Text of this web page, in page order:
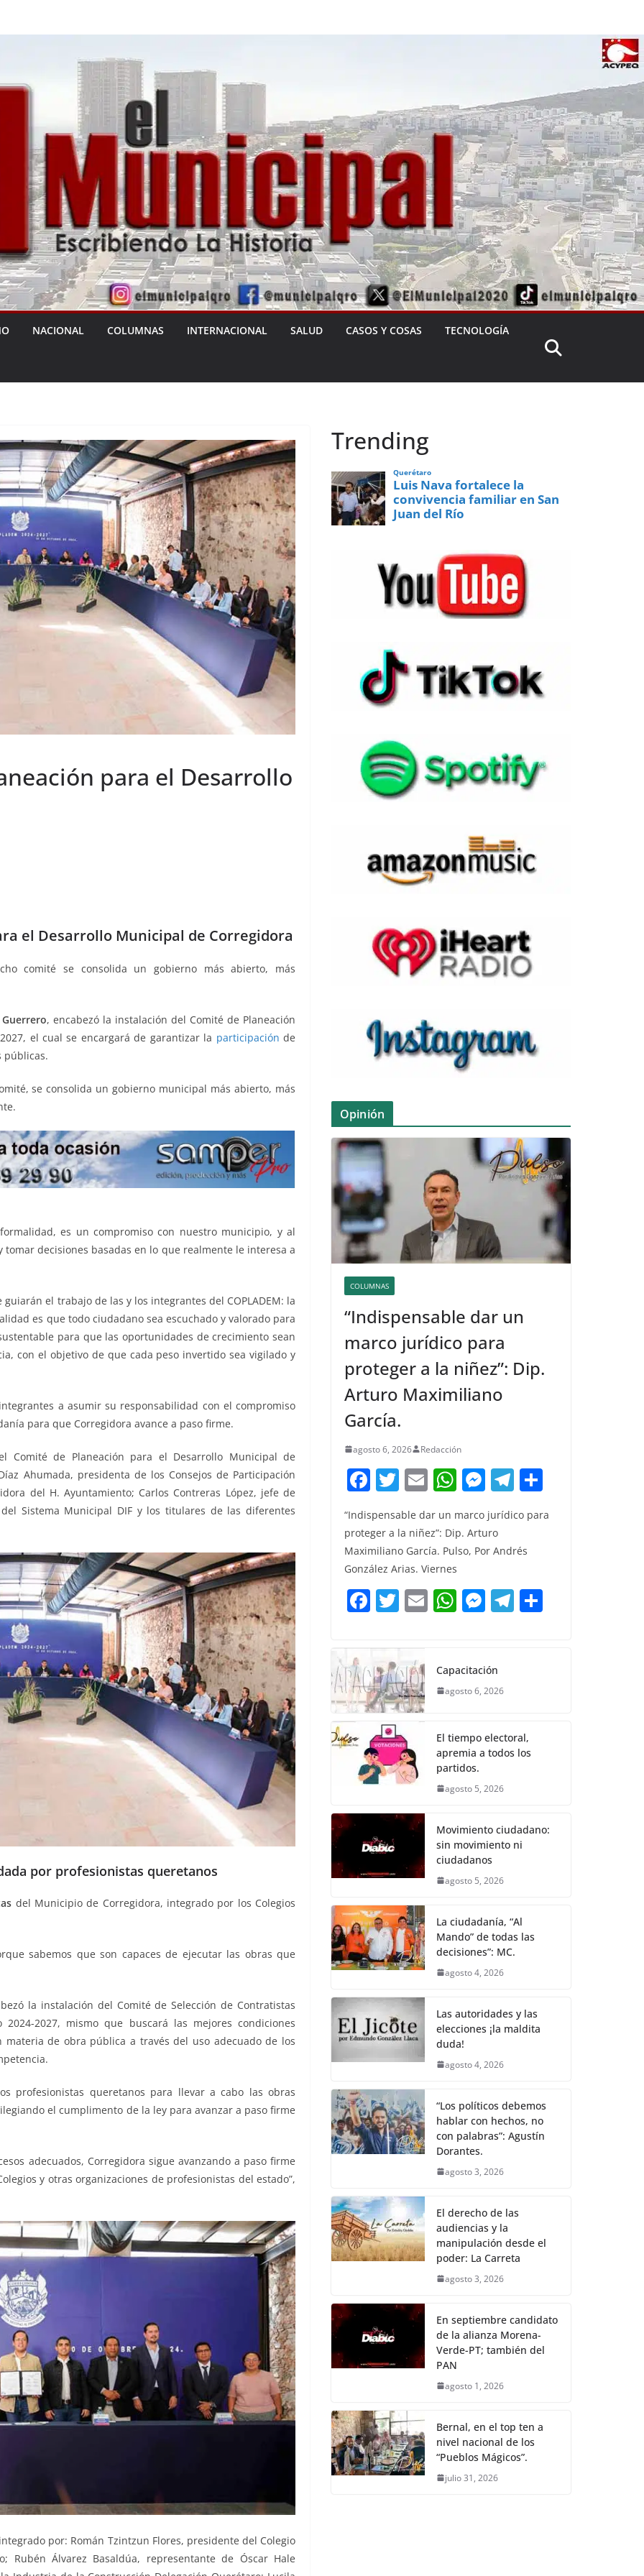
NACIONAL COLUMNAS INTERNACIONAL SALUD CASOS Y COSAS TECNOLOGÍA
para el Desarrollo
el Desarrollo Municipal de Corregidora
comité se consolida un gobierno más abierto, más
, encabezó la instalación del Comité de Planeación
el cual se encargará de garantizar la participación de
públicas.
se consolida un gobierno municipal más abierto, más
es un compromiso con nuestro municipio, y al
decisiones basadas en lo que realmente le interesa a
el trabajo de las y los integrantes del COPLADEM: la
es que todo ciudadano sea escuchado y valorado para
para que las oportunidades de crecimiento sean
con el objetivo de que cada peso invertido sea vigilado y
a asumir su responsabilidad con el compromiso
para que Corregidora avance a paso firme.
Comité de Planeación para el Desarrollo Municipal de
Ahumada, presidenta de los Consejos de Participación
del H. Ayuntamiento; Carlos Contreras López, jefe de
Sistema Municipal DIF y los titulares de las diferentes
por profesionistas queretanos
del Municipio de Corregidora, integrado por los Colegios
sabemos que son capaces de ejecutar las obras que
la instalación del Comité de Selección de Contratistas
2027, mismo que buscará las mejores condiciones
materia de obra pública a través del uso adecuado de los
profesionistas queretanos para llevar a cabo las obras
el cumplimento de la ley para avanzar a paso firme
adecuados, Corregidora sigue avanzando a paso firme
y otras organizaciones de profesionistas del estado”,
por: Román Tzintzun Flores, presidente del Colegio
Rubén Álvarez Basaldúa, representante de Óscar Hale
Trending
Opinión
COLUMNAS
“Indispensable dar un
marco jurídico para
proteger a la niñez”: Dip.
Arturo Maximiliano
García.
agosto 6, 2026 Redacción
F
a
c
e
b
o
o
k
T
w
itt
er
E
m
ai
l
W
h
at
s
p
p
M
e
ss
e
g
er
T
el
e
gr
m
m
“Indispensable dar un marco jurídico para
proteger a la niñez”: Dip. Arturo
Maximiliano García. Pulso, Por Andrés
González Arias. Viernes
F
a
c
e
b
o
o
k
T
w
itt
er
E
m
W
h
s
A
p
M
e
e
n
er
T
el
Capacitación
agosto 6, 2026
El tiempo electoral,
apremia a todos los
partidos.
agosto 5, 2026
Movimiento ciudadano:
sin movimiento ni
ciudadanos
agosto 5, 2026
La ciudadanía, “Al
Mando” de todas las
decisiones”: MC.
agosto 4, 2026
Las autoridades y las
elecciones ¡la maldita
duda!
agosto 4, 2026
“Los políticos debemos
hablar con hechos, no
con palabras”: Agustín
Dorantes.
agosto 3, 2026
El derecho de las
audiencias y la
manipulación desde el
poder: La Carreta
agosto 3, 2026
En septiembre candidato
de la alianza Morena-
Verde-PT; también del
PAN
agosto 1, 2026
Bernal, en el top ten a
nivel nacional de los
“Pueblos Mágicos”.
julio 31, 2026